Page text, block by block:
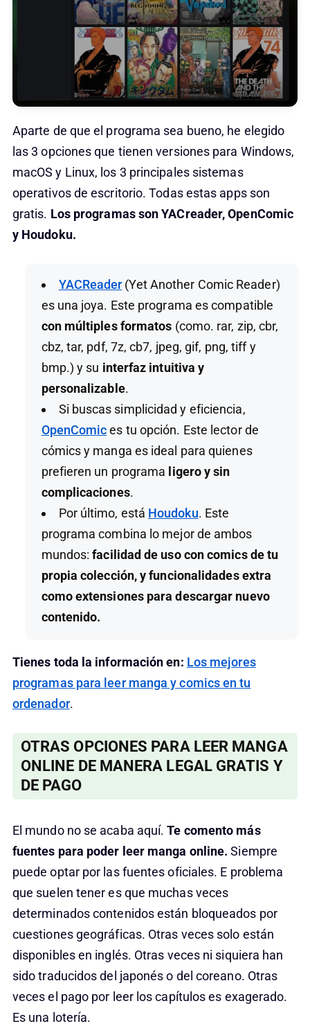
Aparte de que el programa sea bueno, he elegido
las 3 opciones que tienen versiones para Windows,
macOS y Linux, los 3 principales sistemas
operativos de escritorio. Todas estas apps son
gratis. Los programas son YACreader, OpenComic
y Houdoku.
YACReader(Yet Another Comic Reader)
es una joya. Este programa es compatible
con múltiples formatos (como. rar, zip, cbr,
cbz, tar, pdf, 7z, cb7, jpeg, gif, png, tiff y
bmp.) y su interfaz intuitiva y
personalizable.
Si buscas simplicidad y eficiencia,
OpenComices tu opción. Este lector de
cómics y manga es ideal para quienes
prefieren un programa ligero y sin
complicaciones.
Por último, está Houdoku. Este
programa combina lo mejor de ambos
mundos:facilidad de uso con comics de tu
propia colección, y funcionalidades extra
como extensiones para descargar nuevo
contenido.
Tienes toda la información en: Los mejores
programas para leer manga y comics en tu
ordenador.
OTRAS OPCIONES PARA LEER MANGA
ONLINE DE MANERA LEGAL GRATIS Y
DE PAGO
El mundo no se acaba aquí.Te comento más
fuentes para poder leer manga online. Siempre
puede optar por las fuentes oficiales. E problema
que suelen tener es que muchas veces
determinados contenidos están bloqueados por
cuestiones geográficas. Otras veces solo están
disponibles en inglés. Otras veces ni siquiera han
sido traducidos del japonés o del coreano. Otras
veces el pago por leer los capítulos es exagerado.
Es una lotería.